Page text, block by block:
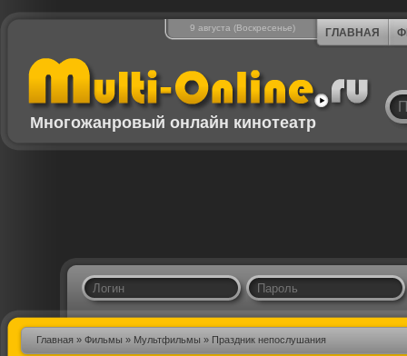
9 августа (Воскресенье) ГЛАВНАЯ
Многожанровый онлайн кинотеатр
Главная » Фильмы » Мультфильмы » Праздник непослушания